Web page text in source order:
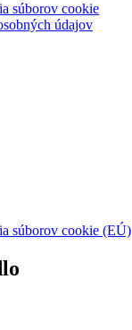
súborov cookie
údajov
súborov cookie (EÚ)